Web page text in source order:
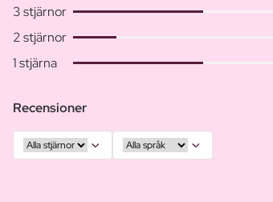
3 stjärnor
2 stjärnor
1 stjärna
Recensioner